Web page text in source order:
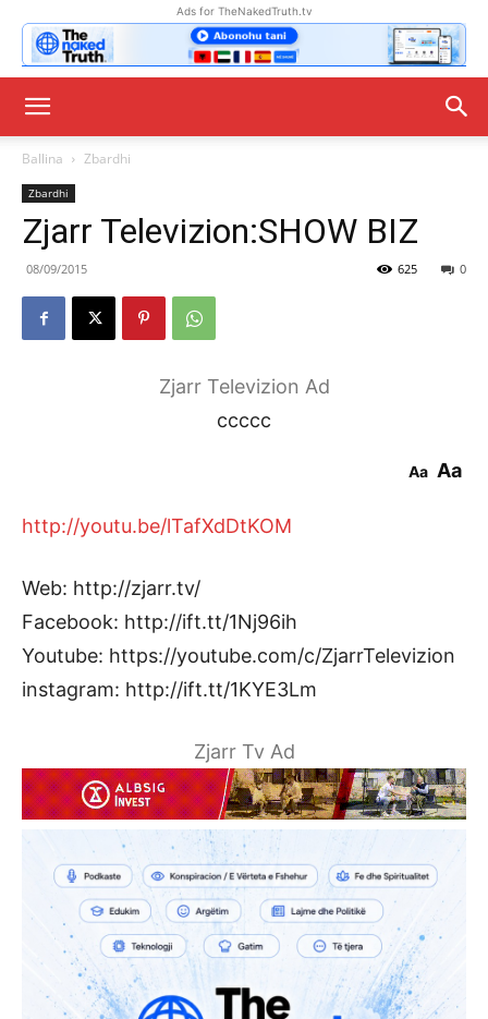
Ads for TheNakedTruth.tv
Ballina Zbardhi
Zbardhi
Zjarr Televizion:SHOW BIZ
08/09/2015 0
625
Zjarr Televizion Ad
ccccc
Aa Aa
http://youtu.be/lTafXdDtKOM
Web: http://zjarr.tv/
Facebook: http://ift.tt/1Nj96ih
Youtube: https://youtube.com/c/ZjarrTelevizion
instagram: http://ift.tt/1KYE3Lm
Zjarr Tv Ad